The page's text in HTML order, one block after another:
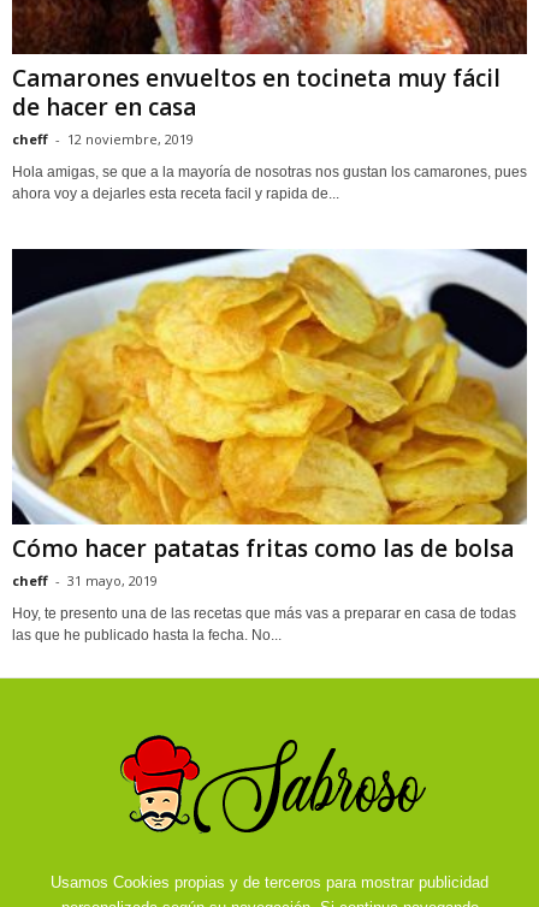
Camarones envueltos en tocineta muy fácil
de hacer en casa
cheff - 12 noviembre, 2019
Hola amigas, se que a la mayoría de nosotras nos gustan los camarones, pues
ahora voy a dejarles esta receta facil y rapida de...
Cómo hacer patatas fritas como las de bolsa
cheff - 31 mayo, 2019
Hoy, te presento una de las recetas que más vas a preparar en casa de todas
las que he publicado hasta la fecha. No...
Usamos Cookies propias y de terceros para mostrar publicidad